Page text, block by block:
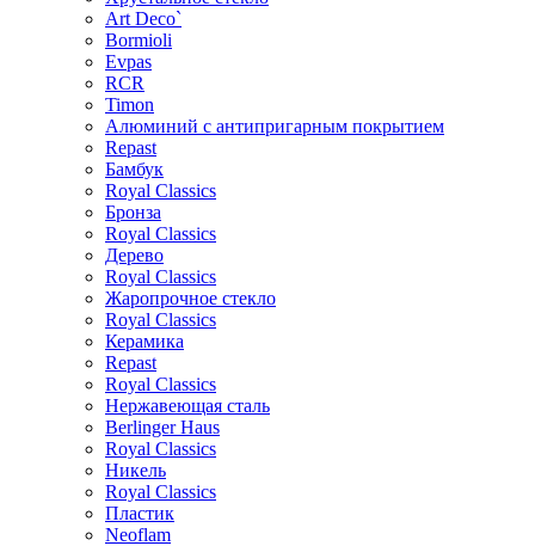
Art Deco`
Bormioli
Evpas
RCR
Timon
Алюминий с антипригарным покрытием
Repast
Бамбук
Royal Classics
Бронза
Royal Classics
Дерево
Royal Classics
Жаропрочное стекло
Royal Classics
Керамика
Repast
Royal Classics
Нержавеющая сталь
Berlinger Haus
Royal Classics
Никель
Royal Classics
Пластик
Neoflam